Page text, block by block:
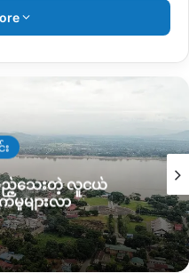
႔ခ်ဳပ္ KBC တာဝန္ရွိသူမ်ားထံမွ
ည့်သေးတဲ့ လူငယ်
များလာ